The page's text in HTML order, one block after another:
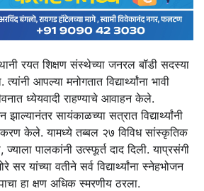
रयत शिक्षण संस्थेच्या जनरल बॉडी सदस्या
आपल्या मनोगतात विद्यार्थ्यांना भावी
ध्येयवादी राहण्याचे आवाहन केले.
झाल्यानंतर सायंकाळच्या सत्रात विद्यार्थ्यांनी
केले. यामध्ये तब्बल २७ विविध सांस्कृतिक
ज्याला पालकांनी उत्स्फूर्त दाद दिली. याप्रसंगी
सर यांच्या वतीने सर्व विद्यार्थ्यांना स्नेहभोजन
हा क्षण अधिक स्मरणीय ठरला.